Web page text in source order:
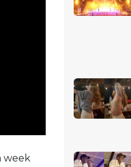
week